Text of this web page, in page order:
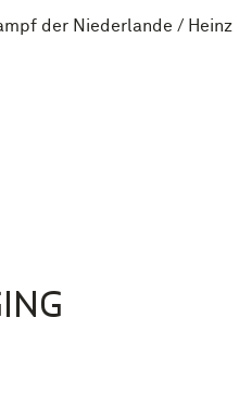
der Niederlande / Heinz